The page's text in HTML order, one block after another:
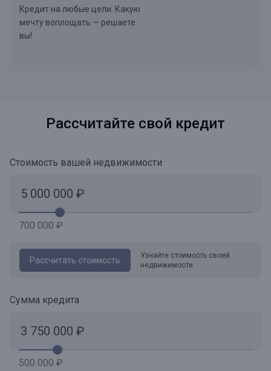
Кредит на любые цели. Какую
мечту воплощать — решаете
вы!
Рассчитайте свой кредит
Стоимость вашей недвижимости
700 000 ₽
Рассчитать стоимость
Узнайте стоимость своей
недвижимости
Сумма кредита
500 000 ₽